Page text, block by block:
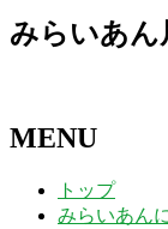
みらいあん
MENU
トップ
みらいあん